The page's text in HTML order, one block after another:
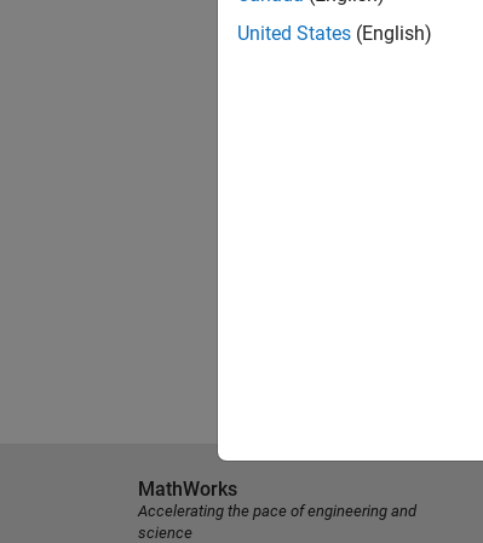
United States (English)
MathWorks
Accelerating the pace of engineering and
science